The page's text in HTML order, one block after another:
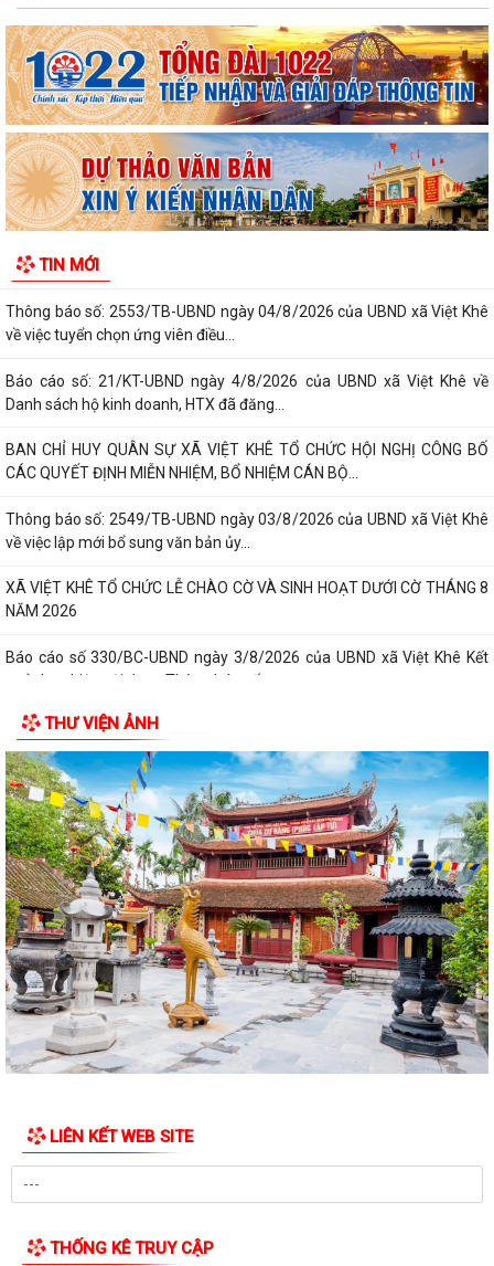
TIN MỚI
XÃ VIỆT KHÊ TỔ CHỨC HỘI NGHỊ TUYÊN TRUYỀN PHỔ BIẾN PHÁP
LUẬT VỀ TRẬT TỰ AN TOÀN GIAO THÔNG VÀ TRAO...
Thông báo số: 159/TB-TTPVHCC ngày 4/8/2026 của UBND xã Việt
Khê Niêm yết về việc Bãi bỏ một số...
Kế hoạch số 105-KH-ĐU ngày 25/5/2026 của Đảng ủy xã Việt Khê về
việc tuyên truyền thực hiện Chỉ thị...
Khê Niêm yết về việc Bãi bỏ một số...
Thông báo số: 2553/TB-UBND ngày 04/8/2026 của UBND xã Việt Khê
về việc tuyển chọn ứng viên điều...
Báo cáo số: 21/KT-UBND ngày 4/8/2026 của UBND xã Việt Khê về
Danh sách hộ kinh doanh, HTX đã đăng...
BAN CHỈ HUY QUÂN SỰ XÃ VIỆT KHÊ TỔ CHỨC HỘI NGHỊ CÔNG BỐ
CÁC QUYẾT ĐỊNH MIỄN NHIỆM, BỔ NHIỆM CÁN BỘ...
Thông báo số: 2549/TB-UBND ngày 03/8/2026 của UBND xã Việt Khê
về việc lập mới bổ sung văn bản ủy...
XÃ VIỆT KHÊ TỔ CHỨC LỄ CHÀO CỜ VÀ SINH HOẠT DƯỚI CỜ THÁNG 8
NĂM 2026
Báo cáo số 330/BC-UBND ngày 3/8/2026 của UBND xã Việt Khê Kết
quả thực hiện nội dung Thông báo số...
Hội Nông dân xã Việt Khê phối hợp với Công ty Cổ phần Tư Nông
nghiệp và Xây dựng Hải Phong tổ chức...
XÃ VIỆTKHÊ, THÀNH PHỐ HẢI PHÒNG: BẾ MẠC LỚP BỒI DƯỠNG KIẾN
THỨC QUỐC PHÒNG VÀ AN NINH ĐỐI TƯỢNG 4...
Công văn số: 1925/UBND-VHXH ngày 31/7/2026 của UBND xã Việt
Khê về việc phối hợp triển khai tuyển...
Kế hoạch số: 252/KH-UBND ngày 31/7/2026 của UBND xã Việt Khê
Triển khai chiến dịch 90 ngày làm...
Thông báo số: 157/TB-TTPVHCC ngày 31/7/2026 Niêm yết về việc
phê duyệt quy trình nội bộ giải quyết...
Thông báo số: 2541/TB-UBND ngày 30/7/2026 của UBND xã Việt Khê
Thông báo số: 2542/TB-UBND ngày 30/7/2026 của UBND xã Việt Khê
Về việc đình chỉ lưu hành, thu hồi...
công dân định kỳ tuần 01, tháng...
THƯ VIỆN ẢNH
LIÊN KẾT WEB SITE
THỐNG KÊ TRUY CẬP